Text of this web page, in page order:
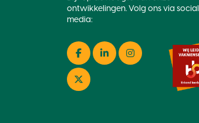
ontwikkelingen. Volg ons via social
media:
Facebook
LinkedInInstagram
Twitter